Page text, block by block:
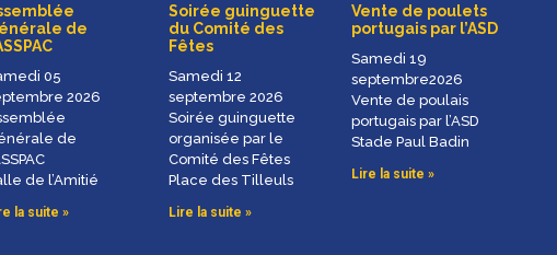
de
05
2026
de
de l’Amitié
la suite »
Soirée guinguette
du Comité des
Fêtes
Samedi 12
septembre 2026
Soirée guinguette
organisée par le
Comité des Fêtes
Place des Tilleuls
Lire la suite »
Vente de poulets
portugais par l’ASD
Samedi 19
septembre2026
Vente de poulais
portugais par l’ASD
Stade Paul Badin
Lire la suite »